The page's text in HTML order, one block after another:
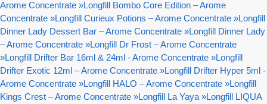
Arome Concentrate »Longfill Bombo Core Edition – Arome
Concentrate »Longfill Curieux Potions – Arome Concentrate »Longfill
Dinner Lady Dessert Bar – Arome Concentrate »Longfill Dinner Lady
– Arome Concentrate »Longfill Dr Frost – Arome Concentrate
»Longfill Drifter Bar 16ml & 24ml - Arome Concentrate »Longfill
Drifter Exotic 12ml – Arome Concentrate »Longfill Drifter Hyper 5ml -
Arome Concentrate »Longfill HALO – Arome Concentrate »Longfill
Kings Crest – Arome Concentrate »Longfill La Yaya »Longfill LIQUA